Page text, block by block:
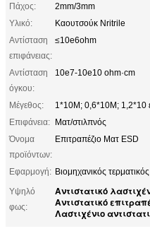
Πάχος:
2mm/3mm
Υλικό:
Καουτσούκ Nritrile
Αντίσταση
επιφάνειας:
≤10e6ohm
Αντίσταση
όγκου:
10e7-10e10 ohm·cm
Μέγεθος:
1*10M; 0,6*10M; 1,2*10
Επιφάνεια: Ματ/στιλπνός
Όνομα
προϊόντων:
Επιτραπέζιο Ματ ESD
Εφαρμογή: Βιομηχανικός
Υψηλό
φως:
Αντιστατικό
Αντιστατικό
Λαστιχένιο